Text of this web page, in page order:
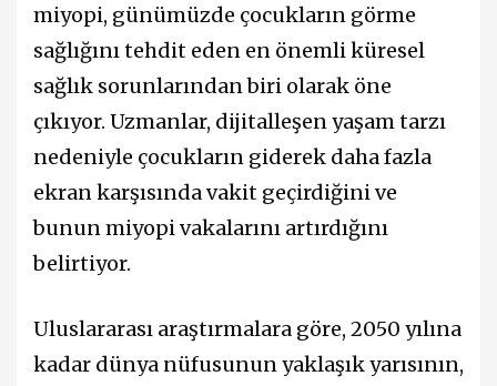
miyopi, günümüzde çocukların görme
sağlığını tehdit eden en önemli küresel
sağlık sorunlarından biri olarak öne
çıkıyor. Uzmanlar, dijitalleşen yaşam tarzı
nedeniyle çocukların giderek daha fazla
ekran karşısında vakit geçirdiğini ve
bunun miyopi vakalarını artırdığını
belirtiyor.
Uluslararası araştırmalara göre, 2050 yılına
kadar dünya nüfusunun yaklaşık yarısının,